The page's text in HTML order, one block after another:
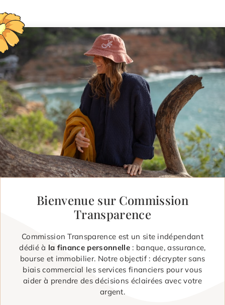
Bienvenue sur Commission
Transparence
Commission Transparence est un site indépendant
dédié à la finance personnelle: banque, assurance,
bourse et immobilier. Notre objectif : décrypter sans
biais commercial les services financiers pour vous
aider à prendre des décisions éclairées avec votre
argent.